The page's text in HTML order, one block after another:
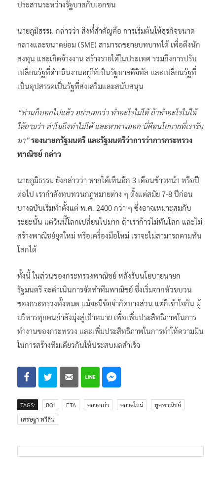
ประสานระหว่างรัฐบาลกับเอกชน
นายภูมิธรรม กล่าวว่า สิ่งที่สำคัญคือ การเริ่มต้นให้ธุรกิจขนาด
กลางและขนาดย่อม (SME) สามารถขยายบทบาทได้ เพื่อดึงนัก
ลงทุน และเกิดจ้างงาน สร้างรายได้ในประเทศ รวมถึงการปรับ
เปลี่ยนรัฐที่ดำเนินงานอยู่ให้เป็นรัฐบาลดิจิทัล และเปลี่ยนรัฐที่
เป็นอุปสรรคเป็นรัฐที่ส่งเสริมและสนับสนุน
“ท่านก็บอกไปแล้ว อย่าบอกว่า ทำอะไรไม่ได้ ถ้าทำอะไรไม่ได้
ให้ถามว่า ทำไมถึงทำไม่ได้ และหาทางออก นี่คือนโยบายที่เรารับ
มา”รองนายกรัฐมนตรี และรัฐมนตรีว่าการว่าการกระทรวง
พาณิชย์ กล่าว
นายภูมิธรรม ยังกล่าวว่า หากได้เห็นอีก 3 เดือนข้าวหน้า หรือปี
ต่อไป เรากำลังทบทวนกฎหมายต่าง ๆ ตั้งแต่สมัย 7-8 ปีก่อน
บางฉบับเริ่มทำตั้งแต่ พ.ศ. 2400 กว่า ๆ ซึ่งอาจเหมาะสมกับ
ระยะนั้น แต่วันนี้โลกเปลี่ยนไปมาก ถ้าเราก้าวไม่ทันโลก และไม่
สร้างพาณิชย์ยุคใหม่ หรือเครื่องมือใหม่ เราจะไม่สามารถตามทัน
โลกได้
ทั้งนี้ ในส่วนของกระทรวงพาณิชย์ หลังรับนโยบายนายก
รัฐมนตรี จะดำเนินการจัดทำทีมพาณิชย์ ซึ่งเริ่มจากหัวขบวน
ของกระทรวงทั้งหมด แม้จะมีข้อจำกัดบางส่วน แต่ก็เข้าใจกัน ผู้
บริหารทุกคนกำลังมุ่งสู่เป้าหมาย เพื่อเพิ่มประสิทธิภาพในการ
ทำงานของกระทรวง และเพิ่มประสิทธิภาพในการทำให้ความฝัน
ในการสร้างทีมเดียวกันให้ประสบผลสำเร็จ
TAGS: BOI FTA ตลาดเก่า ตลาดใหม่
ทูตพาณิชย์
เศรษฐา ทวีสิน